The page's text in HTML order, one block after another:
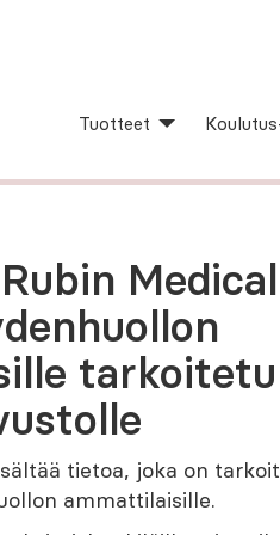
Tuotteet
tietoa, joka on
ammattilaisille.
toisesta